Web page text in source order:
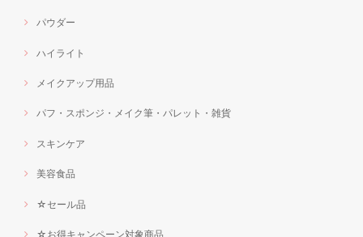
パウダー
ハイライト
メイクアップ用品
パフ・スポンジ・メイク筆・パレット・雑貨
スキンケア
美容食品
☆セール品
☆お得キャンペーン対象商品